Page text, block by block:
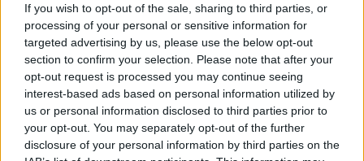
If you wish to opt-out of the sale, sharing to third parties, or
processing of your personal or sensitive information for
targeted advertising by us, please use the below opt-out
section to confirm your selection. Please note that after your
opt-out request is processed you may continue seeing
interest-based ads based on personal information utilized by
us or personal information disclosed to third parties prior to
your opt-out. You may separately opt-out of the further
disclosure of your personal information by third parties on the
Πριν 2 χρόνια
Η επίσημη και πλήρης σύνθεση της νέας δημοτικής αρχής
Μαλαφή